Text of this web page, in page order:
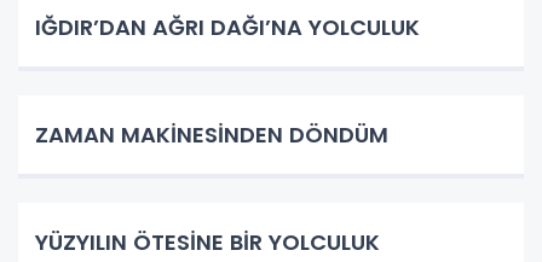
IĞDIR’DAN AĞRI DAĞI’NA YOLCULUK
ZAMAN MAKİNESİNDEN DÖNDÜM
YÜZYILIN ÖTESİNE BİR YOLCULUK